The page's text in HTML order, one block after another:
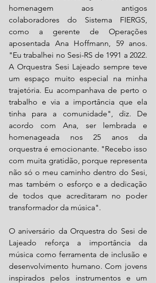
homenagem aos antigos
colaboradores do Sistema FIERGS,
como a gerente de Operações
aposentada Ana Hoffmann, 59 anos.
"Eu trabalhei no Sesi-RS de 1991 a 2022.
A Orquestra Sesi Lajeado sempre teve
um espaço muito especial na minha
trajetória. Eu acompanhava de perto o
trabalho e via a importância que ela
tinha para a comunidade", diz. De
acordo com Ana, ser lembrada e
homenageada nos 25 anos da
orquestra é emocionante. "Recebo isso
com muita gratidão, porque representa
não só o meu caminho dentro do Sesi,
mas também o esforço e a dedicação
de todos que acreditaram no poder
transformador da música".
O aniversário da Orquestra do Sesi de
Lajeado reforça a importância da
música como ferramenta de inclusão e
desenvolvimento humano. Com jovens
inspirados pelos instrumentos e um